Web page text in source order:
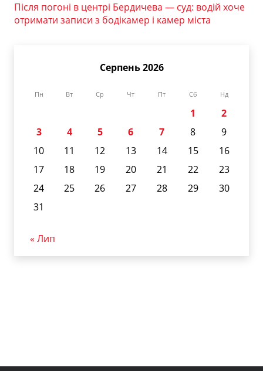
Після погоні в центрі Бердичева — суд: водій хоче
отримати записи з бодікамер і камер міста
Серпень 2026
Пн Вт Ср Чт Пт Сб Нд
1
2
3
4 5 6 7 8
9
10
11 12 13 14 15
16
17
18 19 20 21 22
23
24
25 26 27 28 29
30
31
« Лип